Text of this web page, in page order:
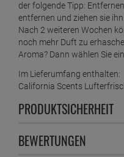
der folgende Tipp:
entfernen und ziehen sie
Nach 2 weiteren Wochen
noch mehr Duft zu
Aroma? Dann wählen Sie
Im Lieferumfang enthalten:
California Scents
PRODUKTSICHERHEIT
BEWERTUNGEN